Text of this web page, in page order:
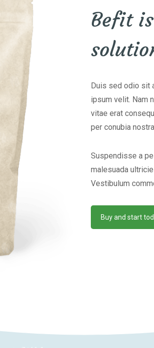
Befit
Duis sed odio sit
ipsum velit. Nam
vitae erat
per conubia
Suspendisse a
malesuada
Vestibulum
Buy and start